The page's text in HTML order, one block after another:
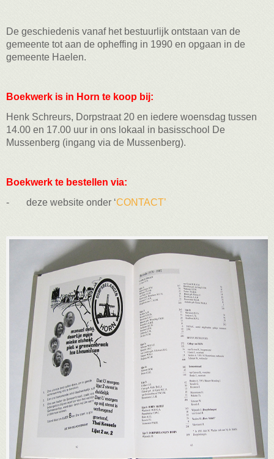
De geschiedenis vanaf het bestuurlijk ontstaan van de
gemeente tot aan de opheffing in 1990 en opgaan in de
gemeente Haelen.
Boekwerk is in Horn te koop bij:
Henk Schreurs, Dorpstraat 20 en iedere woensdag tussen
14.00 en 17.00 uur in ons lokaal in basisschool De
Mussenberg (ingang via de Mussenberg).
Boekwerk te bestellen via:
- deze website onder ‘CONTACT’